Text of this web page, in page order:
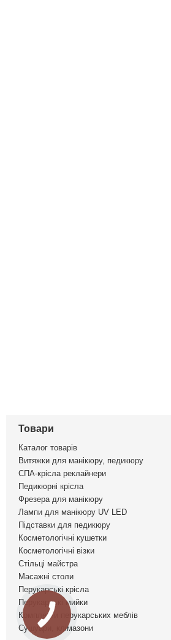
Товари
Каталог товарів
Витяжки для манікюру, педикюру
СПА-крісла реклайнери
Педикюрні крісла
Фрезера для манікюру
Лампи для манікюру UV LED
Підставки для педикюру
Косметологічні кушетки
Косметологічні візки
Стільці майстра
Масажні столи
Перукарські крісла
Перукарські мийки
Комплекти перукарських меблів
Сушуари, клімазони